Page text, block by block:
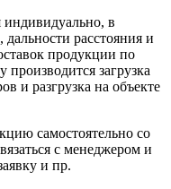
индивидуально, в
расстояния и
продукции по
загрузка
и разгрузка на объекте
самостоятельно со
с менеджером и
и пр.